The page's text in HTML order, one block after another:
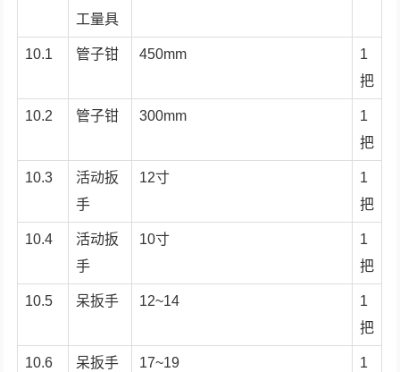
工量具
10.1 管子钳 450mm
1
把
10.2 管子钳 300mm
1
把
10.3
活动扳
手
12寸
1
把
10.4
活动扳
手
10寸
1
把
10.5 呆扳手 12~14
1
把
10.6 呆扳手 17~19
1